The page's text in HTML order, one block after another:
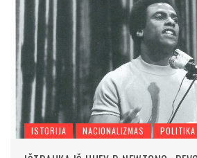
ISTORIJA NACIONALIZMAS POLITIKA